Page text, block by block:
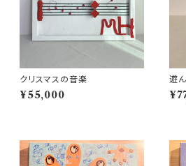
クリスマスの音楽
¥55,000
遊